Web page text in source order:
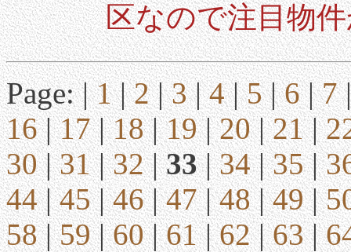
区なので注目物
Page: |1|2|3|4|5|6|7
16|17|18|19|20|21|
30|31|32|33|34|35|
44|45|46|47|48|49|
58|59|60|61|62|63|